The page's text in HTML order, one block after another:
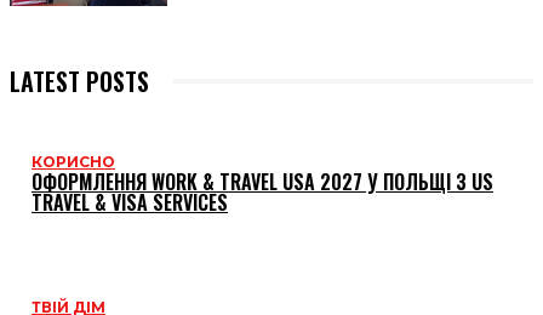
LATEST POSTS
КОРИСНО
ОФОРМЛЕННЯ WORK & TRAVEL USA 2027 У ПОЛЬЩІ З US
TRAVEL & VISA SERVICES
ТВІЙ ДІМ